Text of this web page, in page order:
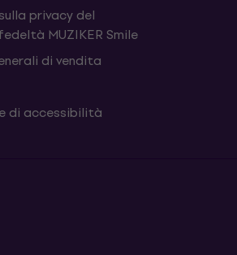
privacy del
MUZIKER Smile
di vendita
di accessibilità